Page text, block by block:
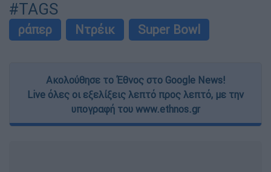
#TAGS
ράπερ Ντρέικ Super Bowl
Ακολούθησε το Έθνος στο Google News!
Live όλες οι εξελίξεις λεπτό προς λεπτό, με την
υπογραφή του www.ethnos.gr